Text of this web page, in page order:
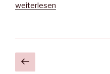
„Ein
für
den
Rasenplatz“
weiterlesen
Seitennummerierung
Vorherige